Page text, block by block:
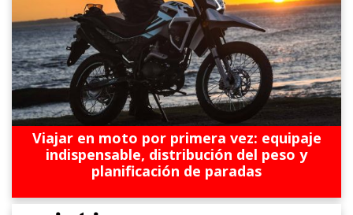
Viajar en moto por primera vez: equipaje
indispensable, distribución del peso y
planificación de paradas